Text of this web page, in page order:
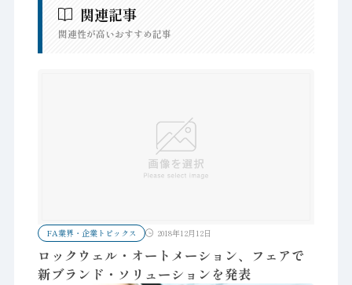
関連記事
関連性が高いおすすめ記事
FA業界・企業トピックス 2018年12月12日
ロックウェル・オートメーション、フェアで
新ブランド・ソリューションを発表